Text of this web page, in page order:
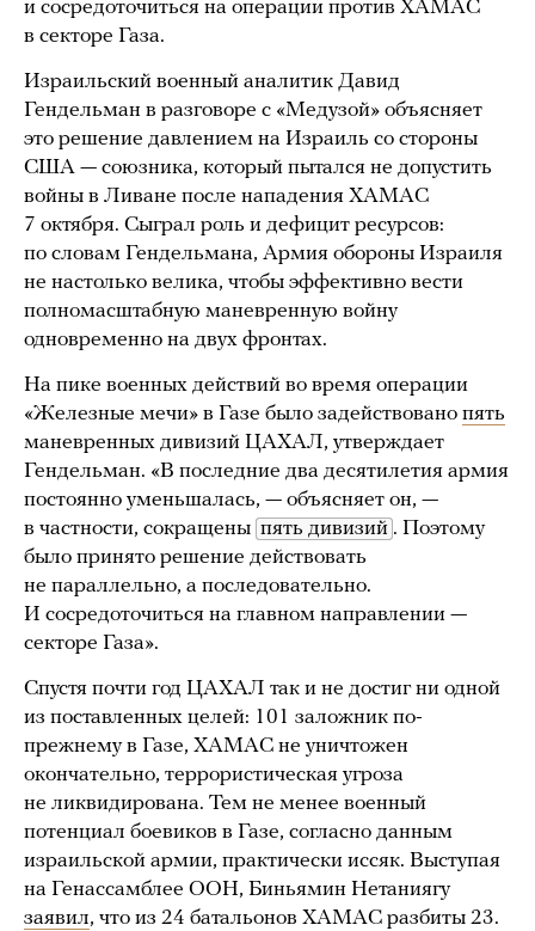
и сосредоточиться на операции против ХАМАС
в секторе Газа.
Израильский военный аналитик Давид
Гендельман в разговоре с «Медузой» объясняет
это решение давлением на Израиль со стороны
США — союзника, который пытался не допустить
войны в Ливане после нападения ХАМАС
7 октября. Сыграл роль и дефицит ресурсов:
по словам Гендельмана, Армия обороны Израиля
не настолько велика, чтобы эффективно вести
полномасштабную маневренную войну
одновременно на двух фронтах.
На пике военных действий во время операции
«Железные мечи» в Газе было задействовано пять
маневренных дивизий ЦАХАЛ, утверждает
Гендельман. «В последние два десятилетия армия
постоянно уменьшалась, — объясняет он, —
в частности, сокращены пять дивизий . Поэтому
было принято решение действовать
не параллельно, а последовательно.
И сосредоточиться на главном направлении —
секторе Газа».
Спустя почти год ЦАХАЛ так и не достиг ни одной
из поставленных целей: 101 заложник по-
прежнему в Газе, ХАМАС не уничтожен
окончательно, террористическая угроза
не ликвидирована. Тем не менее военный
потенциал боевиков в Газе, согласно данным
израильской армии, практически иссяк. Выступая
на Генассамблее ООН, Биньямин Нетаниягу
заявил, что из 24 батальонов ХАМАС разбиты 23.